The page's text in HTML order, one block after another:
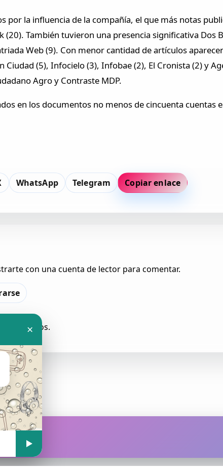
por la influencia de la compañía, el que más notas
(20). También tuvieron una presencia significativa Dos
Web (9). Con menor cantidad de artículos
Ciudad (5), Infocielo (3), Infobae (2), El Cronista (2) y
Agro y Contraste MDP.
en los documentos no menos de cincuenta cuentas
WhatsApp Telegram Copiar enlace
con una cuenta de lector para comentar.
aprobados.
×